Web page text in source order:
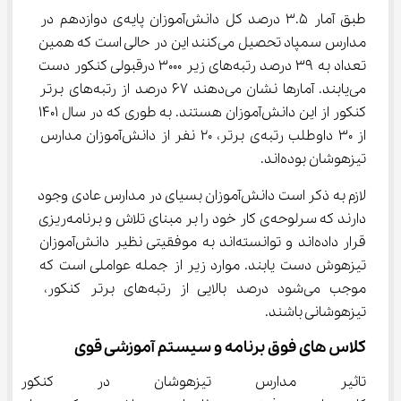
طبق آمار 3.5 درصد کل دانش‌آموزان پایه‌ی دوازدهم در
مدارس سمپاد تحصیل می‌کنند این در حالی است که همین
تعداد به 39 درصد رتبه‌های زیر 3000 درقبولی کنکور دست
می‌یابند. آمارها نشان می‌دهند 67 درصد از رتبه‌های برتر
از 30 داوطلب رتبه‌ی برتر، 20 نفر از دانش‌آموزان مدارس
تیزهوشان بوده‌اند.
لازم به ذکر است دانش‌آموزان بسیای در مدارس عادی وجود
دارند که سرلوحه‌ی کار خود را بر مبنای تلاش و برنامه‌ریزی
قرار داده‌اند و توانسته‌اند به موفقیتی نظیر دانش‌آموزان
تیزهوش دست یابند. موارد زیر از جمله عواملی است که
موجب می‌شود درصد بالایی از رتبه‌های برتر کنکور،
تیزهوشانی باشند.
کلاس های فوق برنامه و سیستم آموزشی قوی
تاثیر مدارس تیزهوشان در